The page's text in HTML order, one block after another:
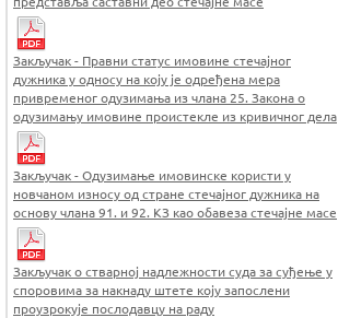
Закључак - Правни статус имовине стечајног
дужника у односу на коју је одређена мера
привременог одузимања из члана 25. Закона о
одузимању имовине проистекле из кривичног дела
Закључак - Одузимање имовинске користи у
новчаном износу од стране стечајног дужника на
основу члана 91. и 92. КЗ као обавеза стечајне масе
Закључак о стварној надлежности суда за суђење у
споровима за накнаду штете коју запослени
проузрокује послодавцу на раду